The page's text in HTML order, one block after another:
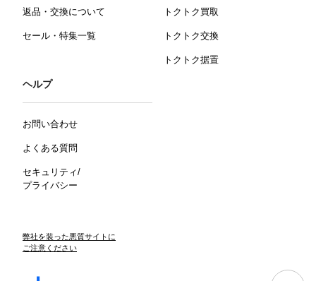
返品・交換について
セール・特集一覧
トクトク買取
トクトク交換
トクトク据置
ヘルプ
お問い合わせ
よくある質問
セキュリティ/
プライバシー
弊社を装った悪質サイトに
ご注意ください